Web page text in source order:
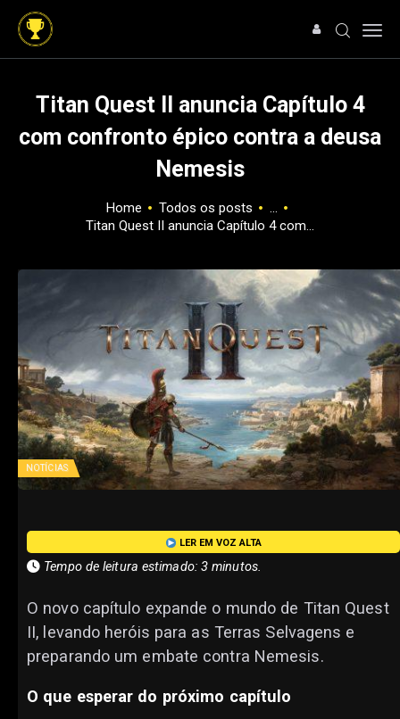
Titan Quest II anuncia Capítulo 4
com confronto épico contra a deusa
Nemesis
Home Todos os posts
...
Titan Quest II anuncia Capítulo 4 com...
HOME
ANÁLISES
SOBRE NÓS
NOTÍCIAS
LER EM VOZ ALTA
Tempo de leitura estimado: 3 minutos.
O novo capítulo expande o mundo de Titan Quest
II, levando heróis para as Terras Selvagens e
preparando um embate contra Nemesis.
O que esperar do próximo capítulo